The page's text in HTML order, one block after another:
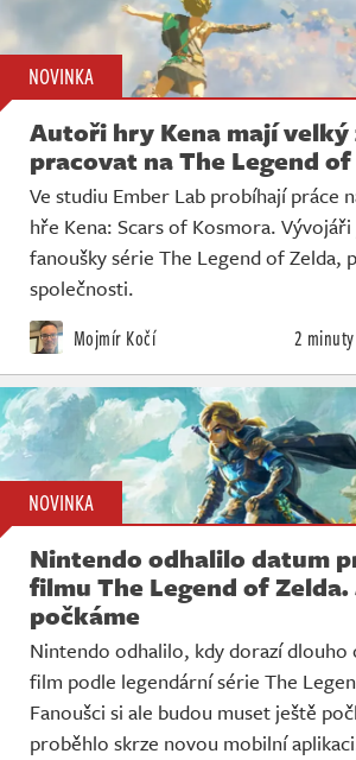
NOVINKA
Autoři hry Kena mají velký
pracovat na The Legend
Ve studiu Ember Lab probíhají práce
hře Kena: Scars of Kosmora.
fanoušky série The Legend of Zelda,
společnosti.
Mojmír Kočí 2 minuty
NOVINKA
Nintendo odhalilo datum
filmu The Legend of
počkáme
Nintendo odhalilo, kdy dorazí dlouho
film podle legendární série The
Fanoušci si ale budou muset ještě
proběhlo skrze novou mobilní